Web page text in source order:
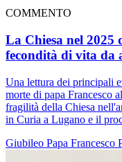
COMMENTO
La Chiesa nel
fecondità di vita da
Una lettura dei principali
morte di papa Francesco
fragilità della Chiesa
in Curia a Lugano e il
Giubileo Papa Francesco